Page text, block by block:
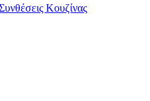
Κουζίνας